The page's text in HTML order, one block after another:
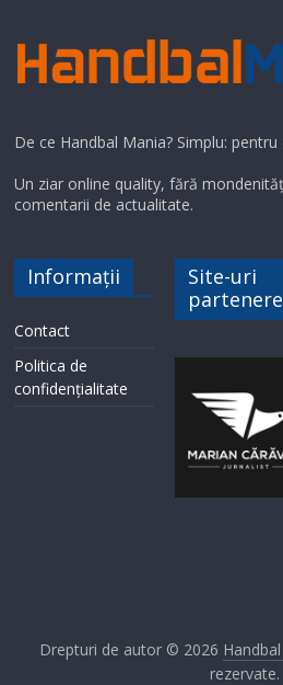
De ce Handbal Mania? Simplu:
Un ziar online quality, fără
comentarii de actualitate.
Informații
Contact
Politica de
confidențialitate
Site-uri
partenere
Drepturi de autor © 2026
rezervate.